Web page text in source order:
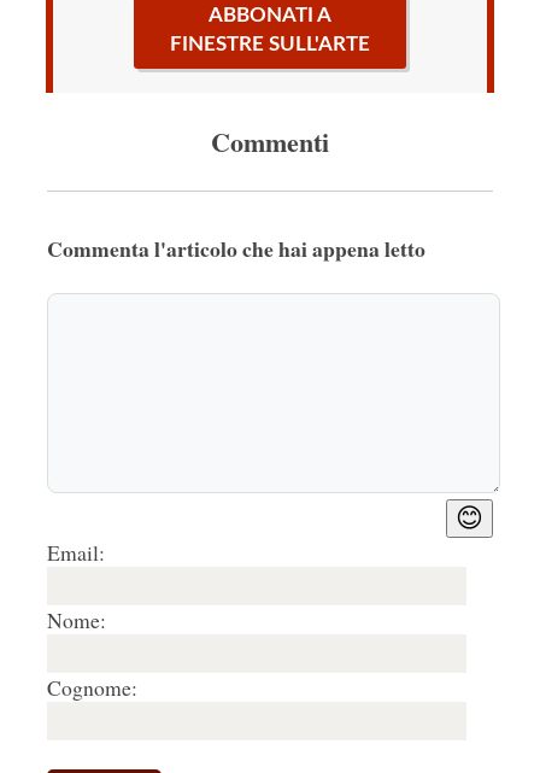
ABBONATI A
FINESTRE SULL'ARTE
Commenti
Commenta l'articolo che hai appena letto
😊
Email:
Nome:
Cognome: